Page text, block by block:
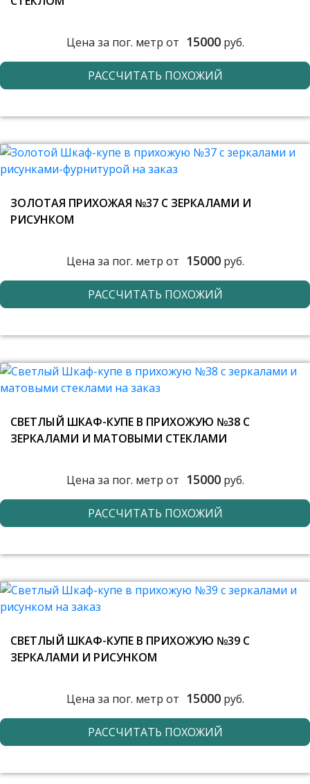
Цена за пог. метр от 15000руб.
РАССЧИТАТЬ ПОХОЖИЙ
ЗОЛОТАЯ ПРИХОЖАЯ №37 С ЗЕРКАЛАМИ И
РИСУНКОМ
Цена за пог. метр от 15000руб.
РАССЧИТАТЬ ПОХОЖИЙ
СВЕТЛЫЙ ШКАФ-КУПЕ В ПРИХОЖУЮ №38 С
ЗЕРКАЛАМИ И МАТОВЫМИ СТЕКЛАМИ
Цена за пог. метр от 15000руб.
РАССЧИТАТЬ ПОХОЖИЙ
СВЕТЛЫЙ ШКАФ-КУПЕ В ПРИХОЖУЮ №39 С
ЗЕРКАЛАМИ И РИСУНКОМ
Цена за пог. метр от 15000руб.
РАССЧИТАТЬ ПОХОЖИЙ